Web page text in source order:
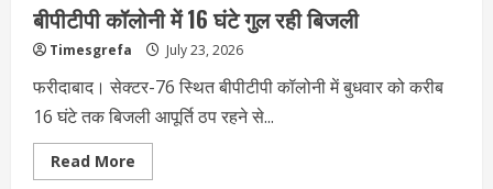
बीपीटीपी कॉलोनी में 16 घंटे गुल रही बिजली
Timesgrefa July 23, 2026
फरीदाबाद। सेक्टर-76 स्थित बीपीटीपी कॉलोनी में बुधवार को करीब
16 घंटे तक बिजली आपूर्ति ठप रहने से...
Read More